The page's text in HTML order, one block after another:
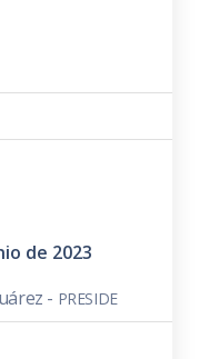
de 2023
- PRESIDE